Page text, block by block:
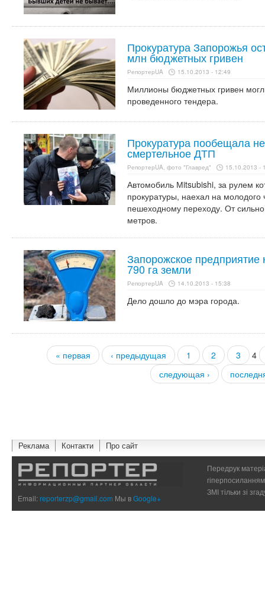
Прокуратура Запорожья
млн бюджетных гривен
РепортерUA 15.10.2013 - 12:49
Миллионы бюджетных гривен
проведенного тендера.
Прокуратура пообещала
смертельное ДТП
РепортерUA, фото "Главред" 15.10.2013 -
Автомобиль Мitsubishi, за рулем
прокуратуры, наехал на
пешеходному переходу. От
метров.
Запорожское предприятие
790 га земли
РепортерUA 14.10.2013 - 15:38
Дело дошло до мэра города.
Страницы
« первая ‹ предыдущая 1 2 3
4
следующая ›
Реклама Контакти Про сайт
Email:reporterzp@gmail.com Мы вGoogle+
Передрук
ЗМІ тільки зі